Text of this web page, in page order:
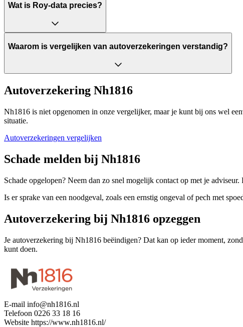
Wat is Roy-data precies?
Waarom is vergelijken van autoverzekeringen verstandig?
Autoverzekering Nh1816
Nh1816 is niet opgenomen in onze vergelijker, maar je kunt bij ons wel
situatie.
Autoverzekeringen vergelijken
Schade melden bij Nh1816
Schade opgelopen? Neem dan zo snel mogelijk contact op met je
Is er sprake van een noodgeval, zoals een ernstig ongeval of pech met
Autoverzekering bij Nh1816 opzeggen
Je autoverzekering bij Nh1816 beëindigen? Dat kan op ieder moment,
kunt doen.
E-mail info@nh1816.nl
Telefoon 0226 33 18 16
Website https://www.nh1816.nl/